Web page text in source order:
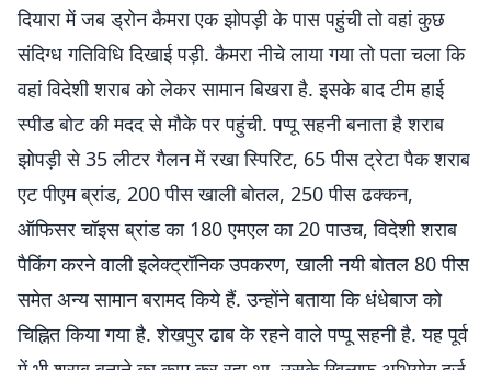
दियारा में जब ड्रोन कैमरा एक झोपड़ी के पास पहुंची तो वहां कुछ
संदिग्ध गतिविधि दिखाई पड़ी. कैमरा नीचे लाया गया तो पता चला कि
वहां विदेशी शराब को लेकर सामान बिखरा है. इसके बाद टीम हाई
स्पीड बोट की मदद से मौके पर पहुंची. पप्पू सहनी बनाता है शराब
झोपड़ी से 35 लीटर गैलन में रखा स्पिरिट, 65 पीस ट्रेटा पैक शराब
एट पीएम ब्रांड, 200 पीस खाली बोतल, 250 पीस ढक्कन,
ऑफिसर चॉइस ब्रांड का 180 एमएल का 20 पाउच, विदेशी शराब
पैकिंग करने वाली इलेक्ट्रॉनिक उपकरण, खाली नयी बोतल 80 पीस
समेत अन्य सामान बरामद किये हैं. उन्होंने बताया कि धंधेबाज को
चिह्नित किया गया है. शेखपुर ढाब के रहने वाले पप्पू सहनी है. यह पूर्व